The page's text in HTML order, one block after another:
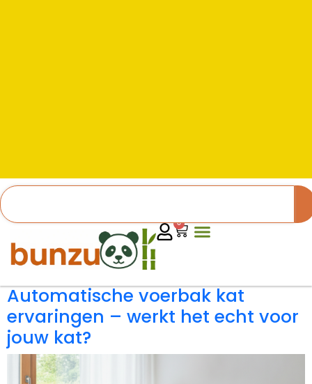
0
Automatische voerbak kat
ervaringen – werkt het echt voor
jouw kat?